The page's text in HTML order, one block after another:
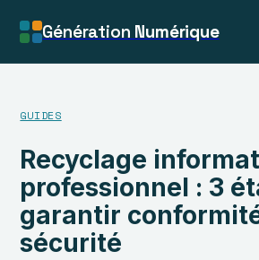
Génération Numérique
GUIDES
Recyclage
professionnel : 3
garantir
sécurité